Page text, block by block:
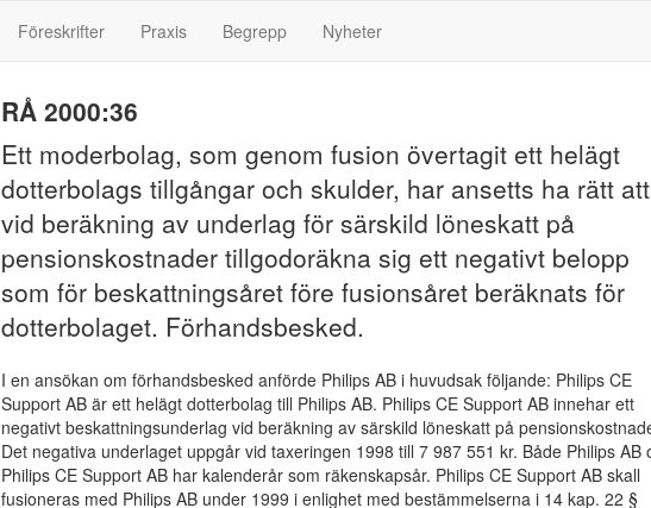
Föreskrifter Praxis Begrepp Nyheter
RÅ 2000:36
Ett moderbolag, som genom fusion övertagit ett helägt
dotterbolags tillgångar och skulder, har ansetts ha rätt att
vid beräkning av underlag för särskild löneskatt på
pensionskostnader tillgodoräkna sig ett negativt belopp
som för beskattningsåret före fusionsåret beräknats för
dotterbolaget. Förhandsbesked.
I en ansökan om förhandsbesked anförde Philips AB i huvudsak följande: Philips CE
Support AB är ett helägt dotterbolag till Philips AB. Philips CE Support AB innehar ett
negativt beskattningsunderlag vid beräkning av särskild löneskatt på
Det negativa underlaget uppgår vid taxeringen 1998 till 7 987 551 kr. Både Philips AB
Philips CE Support AB har kalenderår som räkenskapsår. Philips CE Support AB skall
fusioneras med Philips AB under 1999 i enlighet med bestämmelserna i 14 kap. 22 §